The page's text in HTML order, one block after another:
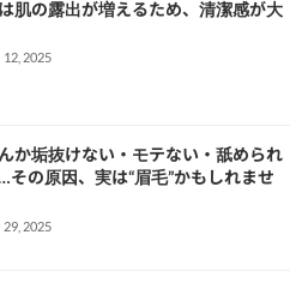
肌の露出が増えるため、清潔感が大
12, 2025
か垢抜けない・モテない・舐められ
その原因、実は“眉毛”かもしれませ
29, 2025